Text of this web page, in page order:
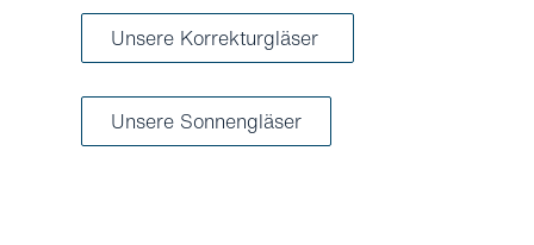
Unsere Korrekturgläser
Unsere Sonnengläser